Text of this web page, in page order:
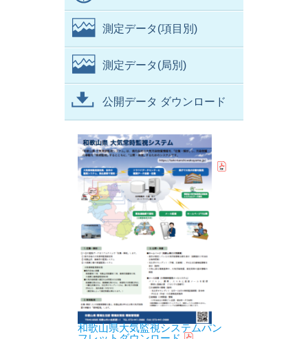
測定データ(項目別)
測定データ(局別)
公開データ ダウンロード
和歌山県大気監視システムパン